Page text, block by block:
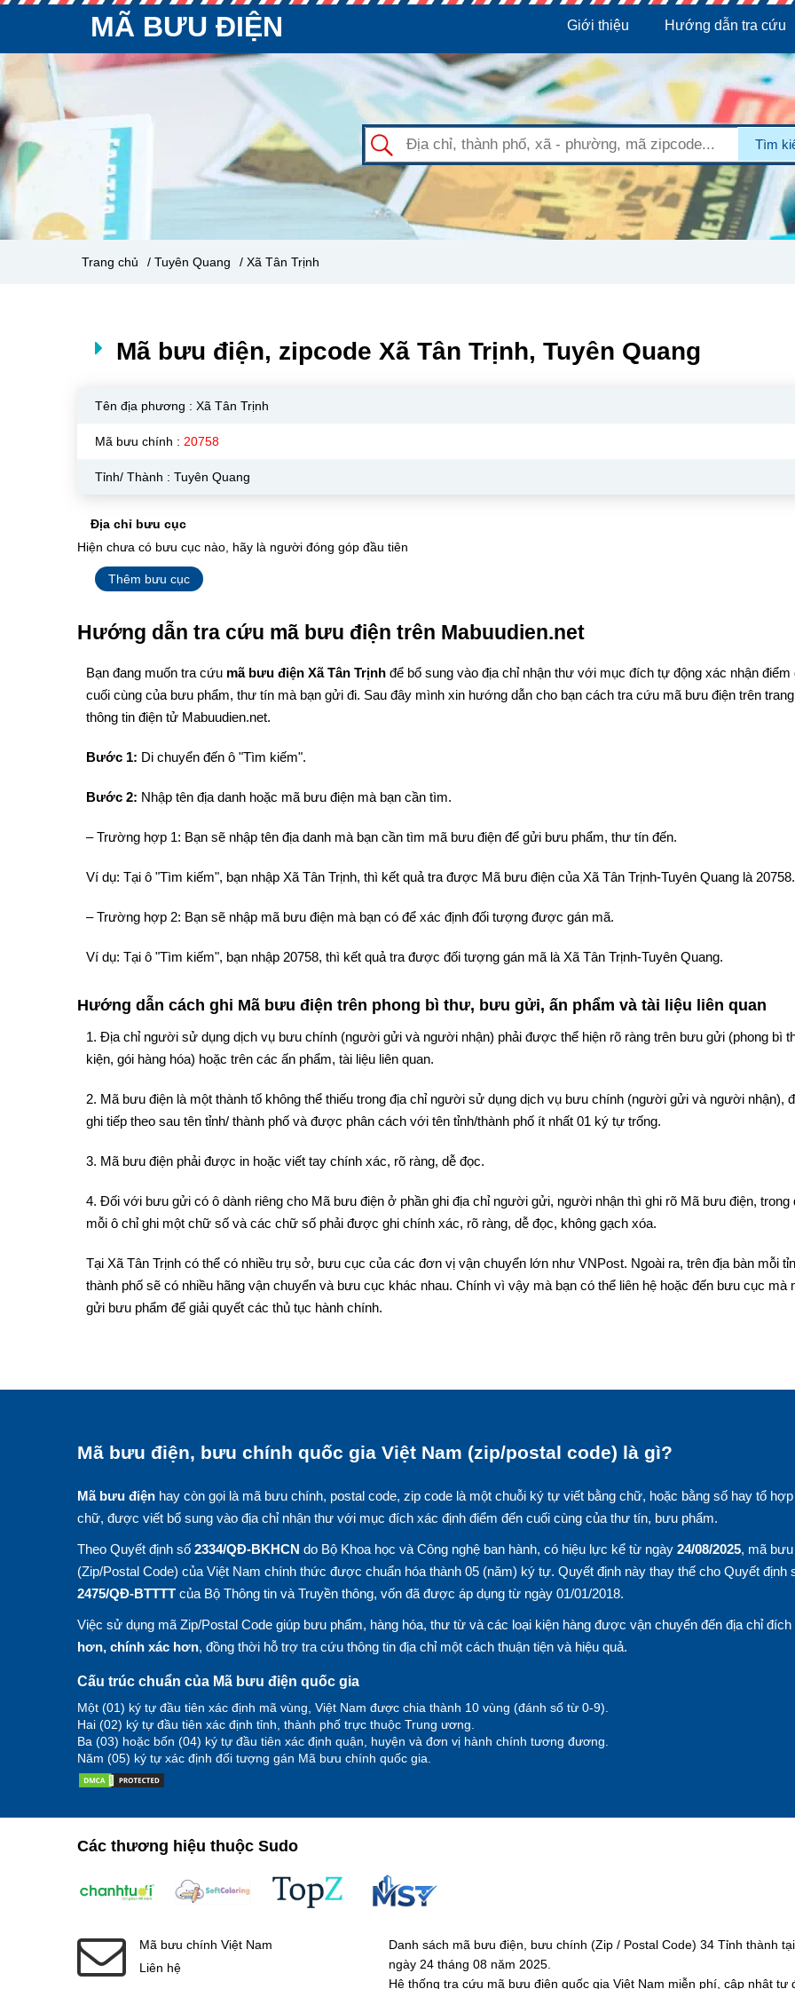
MÃ BƯU ĐIỆN Giới thiệu Hướng dẫn tra cứu
Tìm
Trang chủ / Tuyên Quang / Xã Tân Trịnh
Mã bưu điện, zipcode Xã Tân Trịnh, Tuyên Quang
Tên địa phương : Xã Tân Trịnh
Mã bưu chính : 20758
Tỉnh/ Thành : Tuyên Quang
Địa chỉ bưu cục
Hiện chưa có bưu cục nào, hãy là người đóng góp đầu tiên
Thêm bưu cục
Hướng dẫn tra cứu mã bưu điện trên Mabuudien.net
Bạn đang muốn tra cứu mã bưu điện Xã Tân Trịnh để bổ sung vào địa chỉ nhận thư với mục đích tự động xác nhận điểm
cuối cùng của bưu phẩm, thư tín mà bạn gửi đi. Sau đây mình xin hướng dẫn cho bạn cách tra cứu mã bưu điện trên trang
thông tin điện tử Mabuudien.net.
Bước 1: Di chuyển đến ô "Tìm kiếm".
Bước 2: Nhập tên địa danh hoặc mã bưu điện mà bạn cần tìm.
– Trường hợp 1: Bạn sẽ nhập tên địa danh mà bạn cần tìm mã bưu điện để gửi bưu phẩm, thư tín đến.
Ví dụ: Tại ô "Tìm kiếm", bạn nhập Xã Tân Trịnh, thì kết quả tra được Mã bưu điện của Xã Tân Trịnh-Tuyên Quang là 20758.
– Trường hợp 2: Bạn sẽ nhập mã bưu điện mà bạn có để xác định đối tượng được gán mã.
Ví dụ: Tại ô "Tìm kiếm", bạn nhập 20758, thì kết quả tra được đối tượng gán mã là Xã Tân Trịnh-Tuyên Quang.
Hướng dẫn cách ghi Mã bưu điện trên phong bì thư, bưu gửi, ấn phẩm và tài liệu liên quan
1. Địa chỉ người sử dụng dịch vụ bưu chính (người gửi và người nhận) phải được thể hiện rõ ràng trên bưu gửi (phong bì
kiện, gói hàng hóa) hoặc trên các ấn phẩm, tài liệu liên quan.
2. Mã bưu điện là một thành tố không thể thiếu trong địa chỉ người sử dụng dịch vụ bưu chính (người gửi và người nhận),
ghi tiếp theo sau tên tỉnh/ thành phố và được phân cách với tên tỉnh/thành phố ít nhất 01 ký tự trống.
3. Mã bưu điện phải được in hoặc viết tay chính xác, rõ ràng, dễ đọc.
4. Đối với bưu gửi có ô dành riêng cho Mã bưu điện ở phần ghi địa chỉ người gửi, người nhận thì ghi rõ Mã bưu điện, trong
mỗi ô chỉ ghi một chữ số và các chữ số phải được ghi chính xác, rõ ràng, dễ đọc, không gạch xóa.
Tại Xã Tân Trịnh có thể có nhiều trụ sở, bưu cục của các đơn vị vận chuyển lớn như VNPost. Ngoài ra, trên địa bàn mỗi
thành phố sẽ có nhiều hãng vận chuyển và bưu cục khác nhau. Chính vì vậy mà bạn có thể liên hệ hoặc đến bưu cục mà
gửi bưu phẩm để giải quyết các thủ tục hành chính.
Mã bưu điện, bưu chính quốc gia Việt Nam (zip/postal code) là gì?
Mã bưu điện hay còn gọi là mã bưu chính, postal code, zip code là một chuỗi ký tự viết bằng chữ, hoặc bằng số hay tổ
chữ, được viết bổ sung vào địa chỉ nhận thư với mục đích xác định điểm đến cuối cùng của thư tín, bưu phẩm.
Theo Quyết định số 2334/QĐ-BKHCN do Bộ Khoa học và Công nghệ ban hành, có hiệu lực kể từ ngày 24/08/2025, mã
(Zip/Postal Code) của Việt Nam chính thức được chuẩn hóa thành 05 (năm) ký tự. Quyết định này thay thế cho Quyết định
2475/QĐ-BTTTT của Bộ Thông tin và Truyền thông, vốn đã được áp dụng từ ngày 01/01/2018.
Việc sử dụng mã Zip/Postal Code giúp bưu phẩm, hàng hóa, thư từ và các loại kiện hàng được vận chuyển đến địa chỉ đích
hơn, chính xác hơn, đồng thời hỗ trợ tra cứu thông tin địa chỉ một cách thuận tiện và hiệu quả.
Cấu trúc chuẩn của Mã bưu điện quốc gia
Một (01) ký tự đầu tiên xác định mã vùng, Việt Nam được chia thành 10 vùng (đánh số từ 0-9).
Hai (02) ký tự đầu tiên xác định tỉnh, thành phố trực thuộc Trung ương.
Ba (03) hoặc bốn (04) ký tự đầu tiên xác định quận, huyện và đơn vị hành chính tương đương.
Năm (05) ký tự xác định đối tượng gán Mã bưu chính quốc gia.
Các thương hiệu thuộc Sudo
Mã bưu chính Việt Nam
Liên hệ
Danh sách mã bưu điện, bưu chính (Zip / Postal Code) 34 Tỉnh thành
ngày 24 tháng 08 năm 2025.
Hệ thống tra cứu mã bưu điện quốc gia Việt Nam miễn phí, cập nhật tự